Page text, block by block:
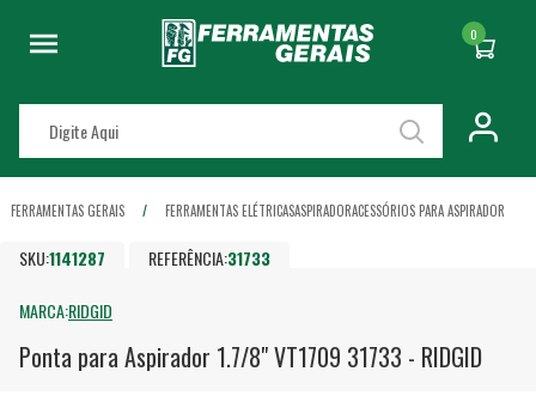
0
FERRAMENTAS GERAIS FERRAMENTAS ELÉTRICASASPIRADORACESSÓRIOS PARA ASPIRADOR
SKU:1141287 REFERÊNCIA:31733
MARCA:RIDGID
Ponta para Aspirador 1.7/8" VT1709 31733 - RIDGID